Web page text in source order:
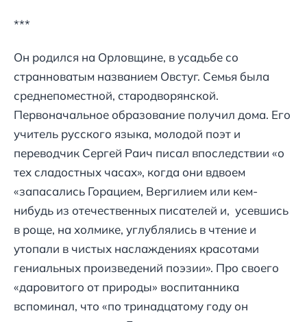
***
Он родился на Орловщине, в усадьбе со
странноватым названием Овстуг. Семья была
среднепоместной, стародворянской.
Первоначальное образование получил дома. Его
учитель русского языка, молодой поэт и
переводчик Сергей Раич писал впоследствии «о
тех сладостных часах», когда они вдвоем
«запасались Горацием, Вергилием или кем-
нибудь из отечественных писателей и, усевшись
в роще, на холмике, углублялись в чтение и
утопали в чистых наслаждениях красотами
гениальных произведений поэзии». Про своего
«даровитого от природы» воспитанника
вспоминал, что «по тринадцатому году он